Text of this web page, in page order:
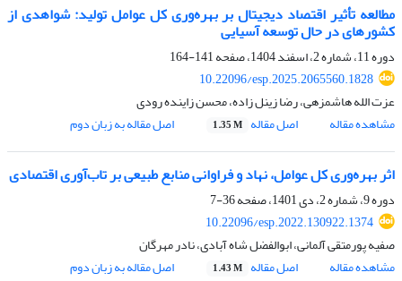
مطالعه تأثیر اقتصاد دیجیتال بر بهره‌وری کل عوامل تولید: شواهدی از
کشورهای در حال توسعه آسیایی
دوره 11، شماره 2، اسفند 1404، صفحه
141-164
10.22096/esp.2025.2065560.1828
عزت الله هاشمزهی، رضا زینل زاده، محسن زاینده رودی
مشاهده مقاله
اصل مقاله 1.35 M اصل مقاله به زبان دوم
اثر بهره‌وری کل عوامل، نهاد و فراوانی منابع طبیعی بر تاب‌آوری اقتصادی
دوره 9، شماره 2، دی 1401، صفحه
36-7
10.22096/esp.2022.130922.1374
صفیه پورمتقی آلمانی، ابوالفضل شاه آبادی، نادر مهرگان
مشاهده مقاله
اصل مقاله 1.43 M اصل مقاله به زبان دوم